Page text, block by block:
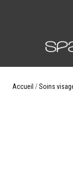
Accueil /Soins